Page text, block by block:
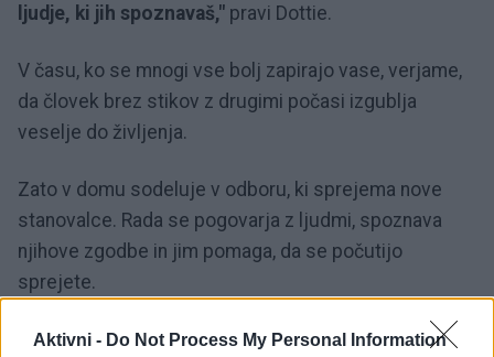
Aktivni - Do Not Process My Personal Information
ljudje, ki jih spoznavaš," pravi Dottie.
V času, ko se mnogi vse bolj zapirajo vase, verjame,
da človek brez stikov z drugimi počasi izgublja
veselje do življenja.
Zato v domu sodeluje v odboru, ki sprejema nove
stanovalce. Rada se pogovarja z ljudmi, spoznava
njihove zgodbe in jim pomaga, da se počutijo
sprejete.
"Pomembno je, da nekdo pozna tvoje ime in da